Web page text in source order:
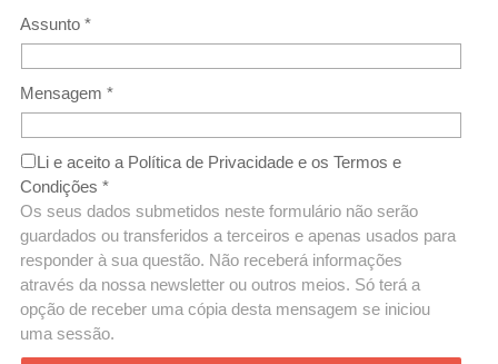
Assunto *
Mensagem *
Li e aceito a Política de Privacidade e os Termos e
Condições *
Os seus dados submetidos neste formulário não serão
guardados ou transferidos a terceiros e apenas usados para
responder à sua questão. Não receberá informações
através da nossa newsletter ou outros meios. Só terá a
opção de receber uma cópia desta mensagem se iniciou
uma sessão.